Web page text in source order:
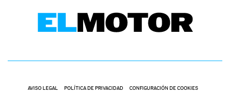
AVISO LEGAL POLÍTICA DE PRIVACIDAD CONFIGURACIÓN DE COOKIES